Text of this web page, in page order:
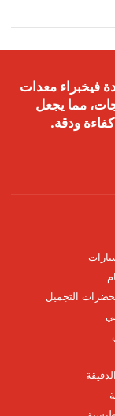
فيخبراء معدات
مما يجعل
ودقة.
التجميل